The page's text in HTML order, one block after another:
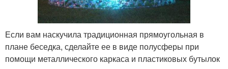
Если вам наскучила традиционная прямоугольная в
плане беседка, сделайте ее в виде полусферы при
помощи металлического каркаса и пластиковых бутылок